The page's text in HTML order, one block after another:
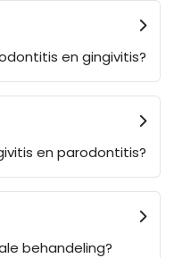
en gingivitis?
en parodontitis?
behandeling?